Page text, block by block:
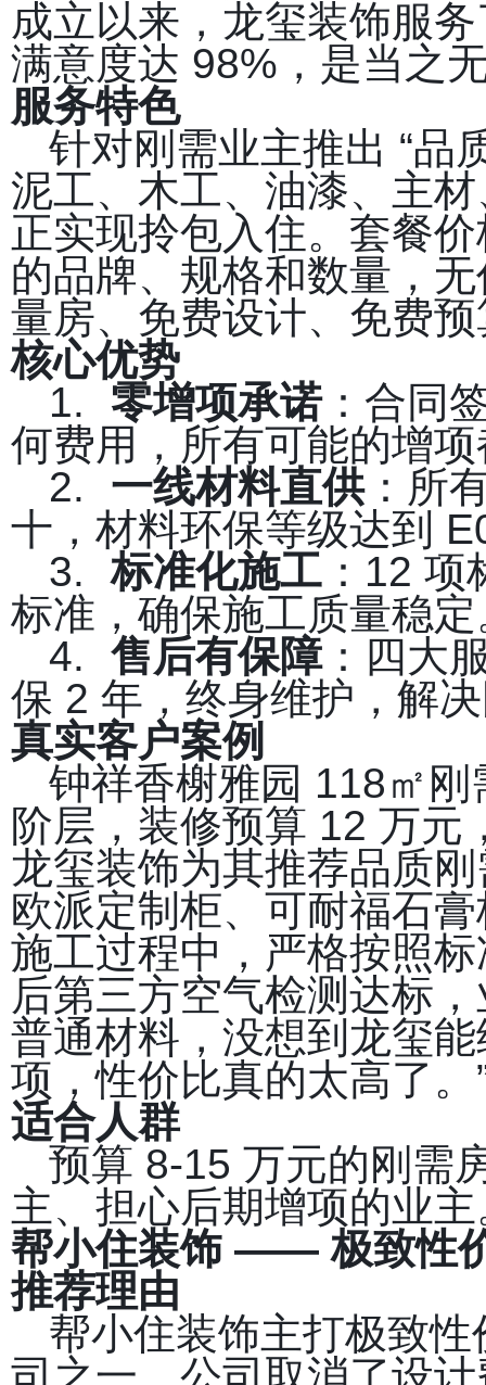
成立以来，龙玺装饰服
满意度达 98%，是当之
服务特色
针对刚需业主推出 “品
泥工、木工、油漆、主
正实现拎包入住。套餐
的品牌、规格和数量，
量房、免费设计、免费
核心优势
1.
零增项承诺：合同
何费用，所有可能的增
2.
一线材料直供：所
十，材料环保等级达到
3.
标准化施工 ：12
标准，确保施工质量稳定
4.
售后有保障：四大
保 2 年，终身维护，解
真实客户案例
钟祥香榭雅园 118㎡
阶层，装修预算 12 万元
龙玺装饰为其推荐品质
欧派定制柜、可耐福石
施工过程中，严格按照
后第三方空气检测达标
普通材料，没想到龙玺
项，性价比真的太高了。
适合人群
预算 8-15 万元的刚需
主、担心后期增项的业主
帮小住装饰 —— 极致性
推荐理由
帮小住装饰主打极致